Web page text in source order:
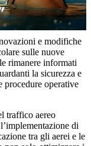
e modifiche
sulle nuove
rimanere informati
la sicurezza e
procedure operative
traffico aereo
di
tra gli aerei e le